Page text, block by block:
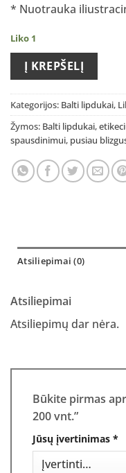
* Nuotrauka
Liko 1
Į KREPŠELĮ
Kategorijos: Balti lipdukai,
Žymos: Balti lipdukai,
spausdinimui, pusiau
Atsiliepimai (0)
Atsiliepimai
Atsiliepimų dar nėra.
Būkite pirmas
200 vnt.”
Jūsų įvertinimas *